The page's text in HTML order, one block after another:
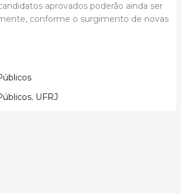
aprovados poderão ainda ser
conforme o surgimento de novas
, UFRJ